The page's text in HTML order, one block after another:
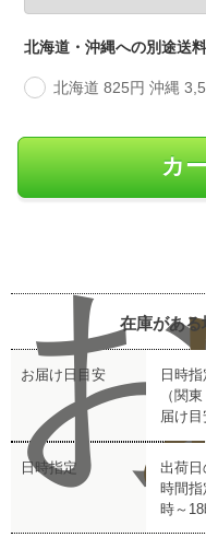
北海道・沖縄への別途送
北海道 825円 沖縄
在庫があ
お届け日目安
日時
（関
届け目
日時指定
出荷日
時間指
時～